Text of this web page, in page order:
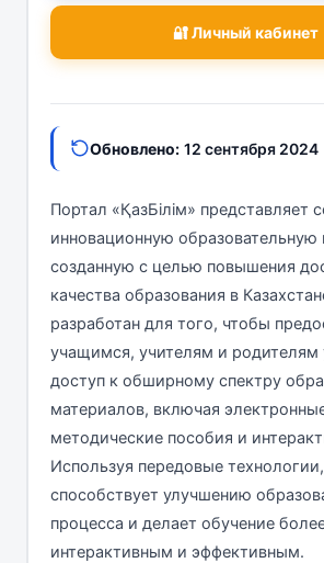
🔐 Личный кабинет
Обновлено: 12 сентября 2024
Портал «ҚазБілім» представляет
инновационную образовательную
созданную с целью повышения
качества образования в
разработан для того, чтобы
учащимся, учителям и родителям
доступ к обширному спектру
материалов, включая
методические пособия и
Используя передовые
способствует улучшению
процесса и делает обучение
интерактивным и эффективным.